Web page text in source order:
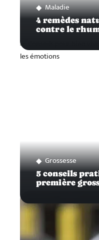
Maladie
4 remèdes
contre le
Grossesse
5 conseils
première